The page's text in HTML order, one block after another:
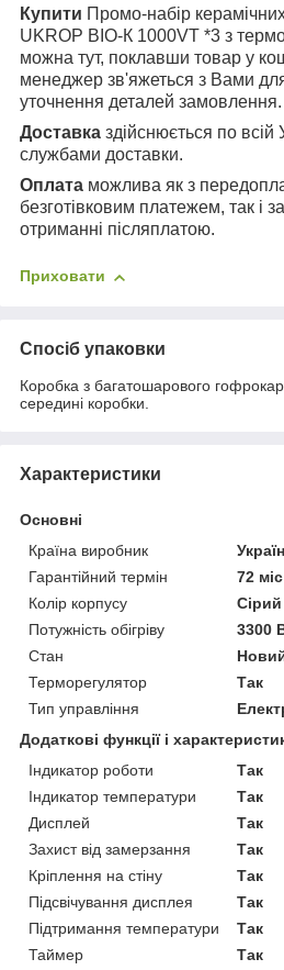
Купити Промо-набір
UKROP BІО-К 1000VT *3 з
можна тут, поклавши товар у
менеджер зв'яжеться з Вами
уточнення деталей замовлення.
Доставка здійснюється по всій
службами доставки.
Оплата можлива як з
безготівковим платежем, так і
отриманні післяплатою.
Приховати
Спосіб упаковки
Коробка з багатошарового
середині коробки.
Характеристики
Основні
Країна виробник
Гарантійний термін
72 міс
Колір корпусу
Сірий
Потужність обігріву
3300
Стан
Терморегулятор
Так
Тип управління
Додаткові функції і
Індикатор роботи
Так
Індикатор температури
Так
Дисплей
Так
Захист від замерзання
Так
Кріплення на стіну
Так
Підсвічування дисплея
Так
Підтримання температури
Так
Таймер
Так